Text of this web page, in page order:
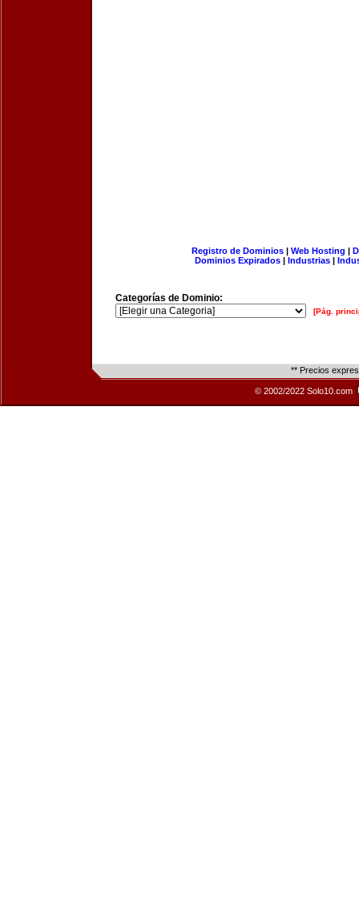
Registro de Dominios| Web Hosting |
Dominios Expirados | Industrias |
Categorías de Dominio:
[Pág.
** Precios
© 2002/2022 Solo10.com